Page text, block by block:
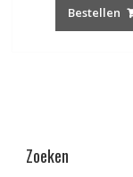
Bestellen
Zoeken